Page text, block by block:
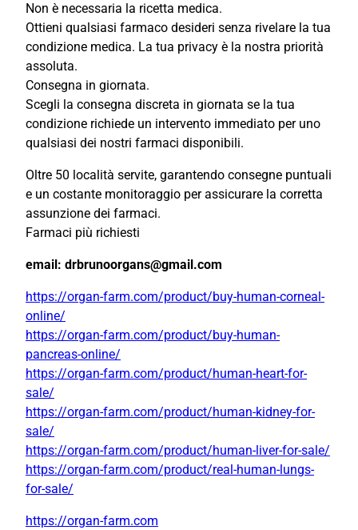
Non è necessaria la ricetta medica.
Ottieni qualsiasi farmaco desideri senza rivelare la tua
condizione medica. La tua privacy è la nostra priorità
assoluta.
Consegna in giornata.
Scegli la consegna discreta in giornata se la tua
condizione richiede un intervento immediato per uno
qualsiasi dei nostri farmaci disponibili.
Oltre 50 località servite, garantendo consegne puntuali
e un costante monitoraggio per assicurare la corretta
assunzione dei farmaci.
Farmaci più richiesti
email: drbrunoorgans@gmail.com
https://organ-farm.com/product/buy-human-corneal-
online/
https://organ-farm.com/product/buy-human-
pancreas-online/
https://organ-farm.com/product/human-heart-for-
sale/
https://organ-farm.com/product/human-kidney-for-
sale/
https://organ-farm.com/product/human-liver-for-sale/
https://organ-farm.com/product/real-human-lungs-
for-sale/
https://organ-farm.com